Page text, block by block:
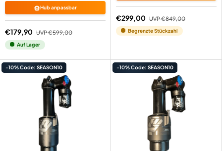
⚙️Hub anpassbar
€179,90 UVP€599,00
Auf Lager
€299,00 UVP€849,00
Begrenzte Stückzahl
-10% Code: SEASON10 -10% Code: SEASON10